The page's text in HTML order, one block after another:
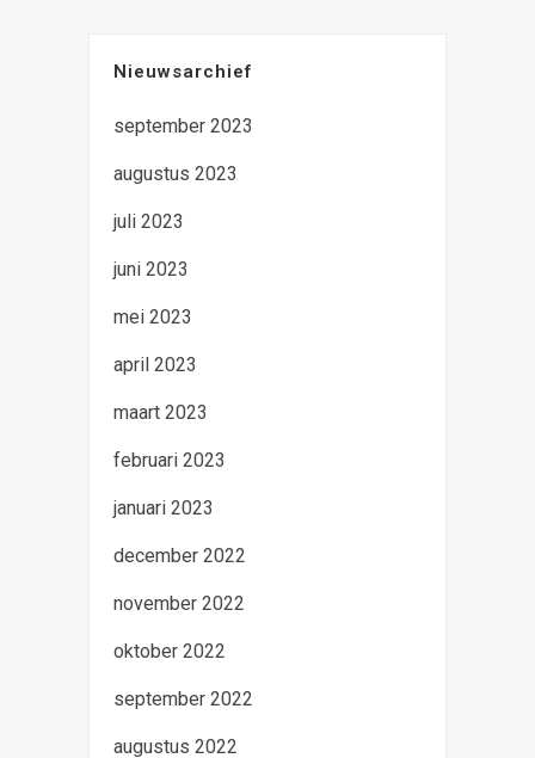
Nieuwsarchief
september 2023
augustus 2023
juli 2023
juni 2023
mei 2023
april 2023
maart 2023
februari 2023
januari 2023
december 2022
november 2022
oktober 2022
september 2022
augustus 2022